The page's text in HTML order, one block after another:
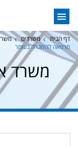
דף הבית משרדים
מרפאה להשכרה בעומר
משרד